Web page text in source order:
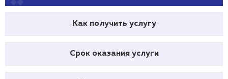
Как получить услугу
Срок оказания услуги